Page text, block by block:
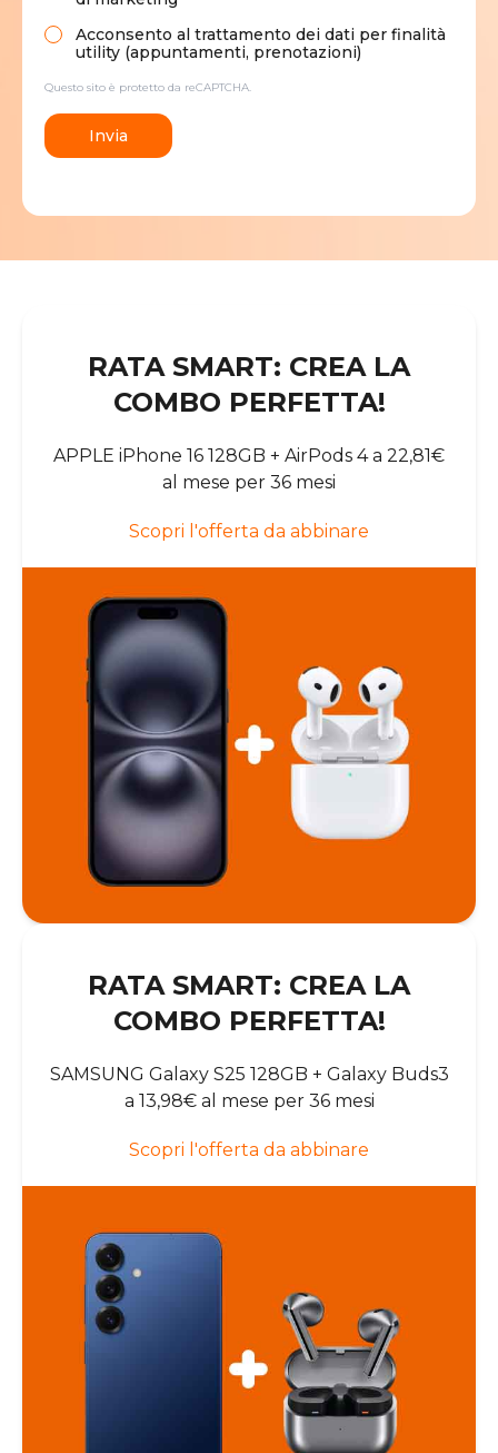
Acconsento al trattamento dei dati per finalità
utility (appuntamenti, prenotazioni)
Questo sito è protetto da reCAPTCHA.
Invia
RATA SMART: CREA LA
COMBO PERFETTA!
APPLE iPhone 16 128GB + AirPods 4 a 22,81€
al mese per 36 mesi
Scopri l'offerta da abbinare
RATA SMART: CREA LA
COMBO PERFETTA!
SAMSUNG Galaxy S25 128GB + Galaxy Buds3
a 13,98€ al mese per 36 mesi
Scopri l'offerta da abbinare